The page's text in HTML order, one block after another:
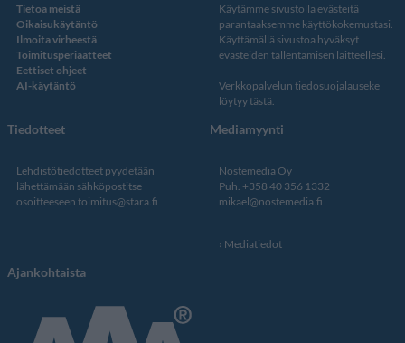
Tietoa meistä
Oikaisukäytäntö
Ilmoita virheestä
Toimitusperiaatteet
Eettiset ohjeet
AI-käytäntö
Käytämme sivustolla evästeitä
parantaaksemme käyttökokemustasi.
Käyttämällä sivustoa hyväksyt
evästeiden tallentamisen laitteellesi.
Verkkopalvelun tiedosuojalauseke
löytyy tästä
Tiedotteet
Lehdistötiedotteet pyydetään
lähettämään sähköpostitse
osoitteeseen toimitus@stara.fi
Mediamyynti
Nostemedia Oy
Puh. +358 40 356 1332
mikael@nostemedia.fi
Mediatiedot
Ajankohtaista